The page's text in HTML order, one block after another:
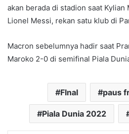
akan berada di stadion saat Kylian
Lionel Messi, rekan satu klub di
Macron sebelumnya hadir saat
Maroko 2-0 di semifinal Piala
FInal paus
Piala Dunia 2022